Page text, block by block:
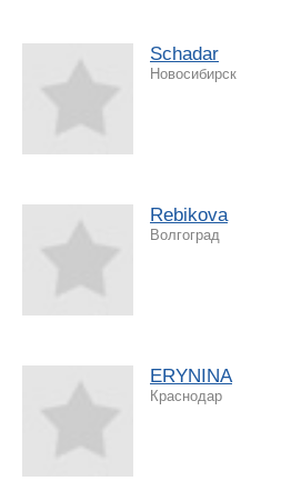
Schadar
Новосибирск
Rebikova
Волгоград
ERYNINA
Краснодар